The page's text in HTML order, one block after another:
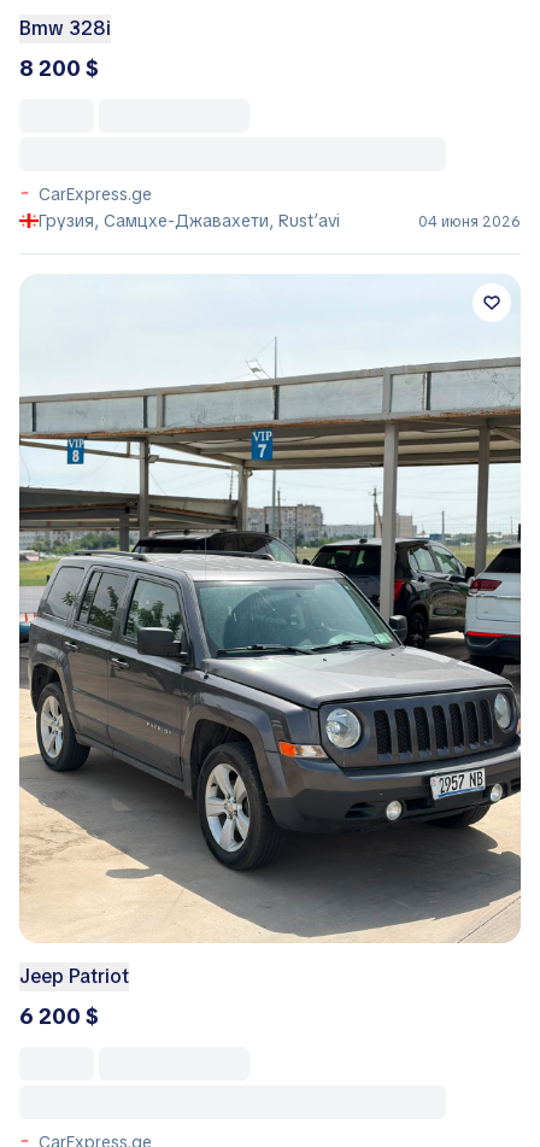
Bmw 328i
8 200 $
CarExpress.ge
Грузия, Самцхе-Джавахети, Rust’avi
04 июня 2026
Jeep Patriot
6 200 $
CarExpress.ge